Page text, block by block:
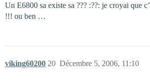
Un E6800 sa existe sa ??? :??: je croyai que
!!! ou ben …
viking60200 Décembre 5, 2006, 11:10
20